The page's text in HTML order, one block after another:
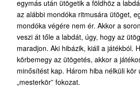
egymás után ütögetik a földhöz a
az alábbi mondóka ritmusára ütöget,
mondóka végére nem ér. Akkor a
veszi át tőle a labdát, úgy, hogy az
maradjon. Aki hibázik, kiáll a játékból.
körbemegy az ütögetés, akkor a
minősítést kap. Három hiba nélküli kör
„mesterkör” fokozat.